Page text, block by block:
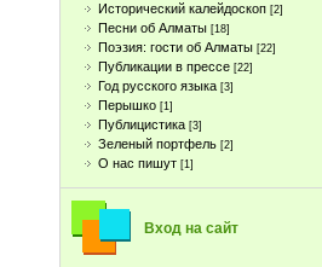
Исторический калейдоскоп [2]
Песни об Алматы [18]
Поэзия: гости об Алматы [22]
Публикации в прессе [22]
Год русского языка [3]
Перышко [1]
Публицистика [3]
Зеленый портфель [2]
О нас пишут [1]
Вход на сайт